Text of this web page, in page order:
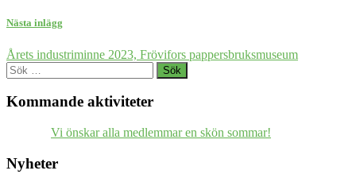
Nästa inlägg
Årets industriminne 2023, Frövifors pappersbruksmuseum
Sök
efter:
Kommande aktiviteter
Vi önskar alla medlemmar en skön sommar!
Nyheter